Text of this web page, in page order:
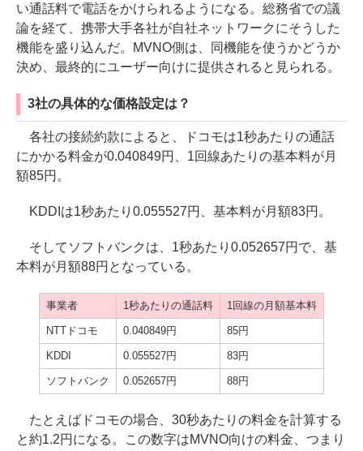
い通話料で電話をかけられるようになる。総務省での議
論を経て、携帯大手各社が自社ネットワークにそうした
機能を盛り込んだ。MVNO側は、同機能を使うかどうか
決め、最終的にユーザー向けに提供されると見られる。
3社の具体的な価格設定は？
各社の接続約款によると、ドコモは1秒あたりの通話
にかかる料金が0.040849円、1回線あたりの基本料が月
額85円。
KDDIは1秒あたり0.055527円、基本料が月額83円。
そしてソフトバンクは、1秒あたり0.052657円で、基
本料が月額88円となっている。
事業者 1秒あたりの通話料 1回線の月額基本料
NTTドコモ 0.040849円 85円
KDDI 0.055527円 83円
ソフトバンク 0.052657円 88円
たとえばドコモの場合、30秒あたりの料金を計算する
と約1.2円になる。この数字はMVNO向けの料金、つまり